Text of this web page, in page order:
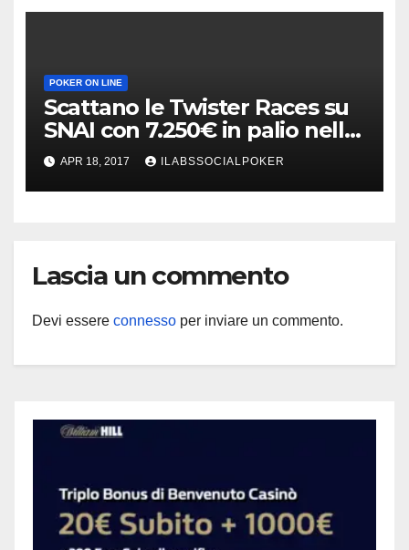
POKER ON LINE
Scattano le Twister Races su
SNAI con 7.250€ in palio nelle
tre classifiche speciali
APR 18, 2017 ILABSSOCIALPOKER
Lascia un commento
Devi essere connesso per inviare un commento.